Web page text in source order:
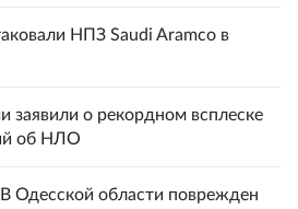
НПЗ Saudi Aramco в
заявили о рекордном всплеске
об НЛО
Одесской области поврежден